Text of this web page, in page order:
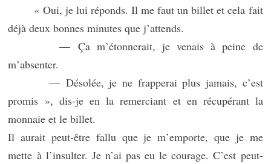
« Oui, je lui réponds. Il me faut un billet et cela fait
déjà deux bonnes minutes que j’attends.
— Ça m’étonnerait, je venais à peine de
m’absenter.
— Désolée, je ne frapperai plus jamais, c’est
promis », dis-je en la remerciant et en récupérant la
monnaie et le billet.
Il aurait peut-être fallu que je m’emporte, que je me
mette à l’insulter. Je n’ai pas eu le courage. C’est peut-